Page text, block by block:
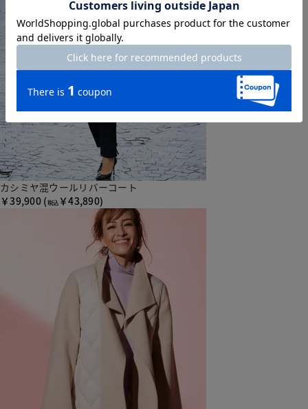
カシミヤ混ウールリバーコート
￥39,900 (税込 ￥43,890)